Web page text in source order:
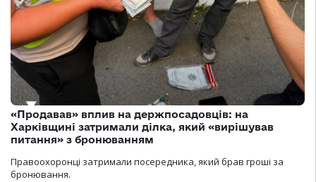
«Продавав» вплив на держпосадовців: на
Харківщині затримали ділка, який «вирішував
питання» з бронюванням
Правоохоронці затримали посередника, який брав гроші за
бронювання.